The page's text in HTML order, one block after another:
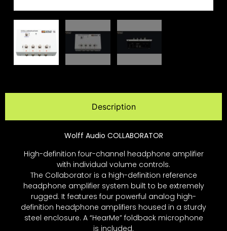
Description
Wolff Audio COLLABORATOR
High-definition four-channel headphone amplifier
with individual volume controls.
The Collaborator is a high-definition reference
headphone amplifier system built to be extremely
rugged. It features four powerful analog high-
definition headphone amplifiers housed in a sturdy
steel enclosure. A “HearMe” foldback microphone
is included.